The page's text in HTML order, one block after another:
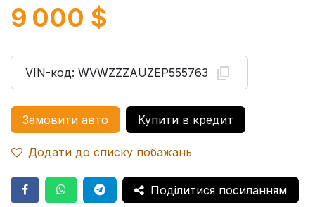
9 000 $
VIN-код: WVWZZZAUZEP555763
Замовити авто Купити в кредит
Додати до списку побажань
Поділитися посиланням